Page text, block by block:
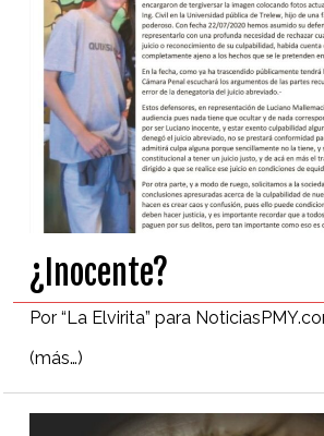
¿Inocente?
Por “La Elvirita” para
(más…)